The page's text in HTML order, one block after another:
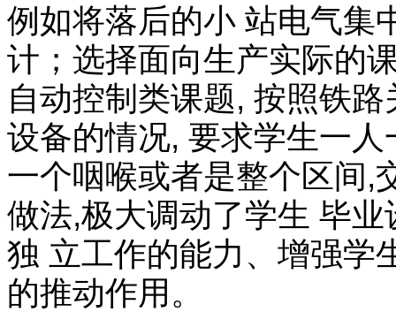
例如将落后的小 站电气集
计；选择面向生产实际的
自动控制类课题, 按照铁
设备的情况, 要求学生一
一个咽喉或者是整个区间,
做法,极大调动了学生 毕
独 立工作的能力、增强学
的推动作用。